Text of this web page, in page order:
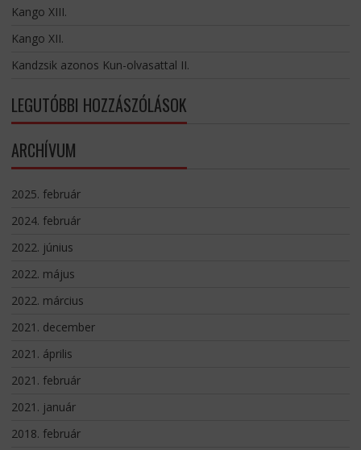
Kango XIII.
Kango XII.
Kandzsik azonos Kun-olvasattal II.
LEGUTÓBBI HOZZÁSZÓLÁSOK
ARCHÍVUM
2025. február
2024. február
2022. június
2022. május
2022. március
2021. december
2021. április
2021. február
2021. január
2018. február